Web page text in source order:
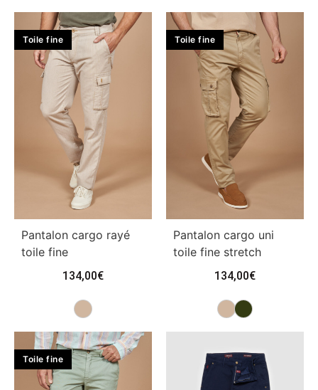
Toile fine
Pantalon cargo rayé
toile fine
134,00€
Toile fine
Pantalon cargo uni
toile fine stretch
134,00€
Toile fine